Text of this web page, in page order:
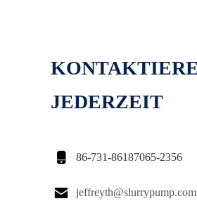
JEDERZEIT
 86-731-86187065-2356
 jeffreyth@slurrypump.com